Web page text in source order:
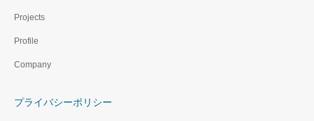
Projects
Profile
Company
プライバシーポリシー